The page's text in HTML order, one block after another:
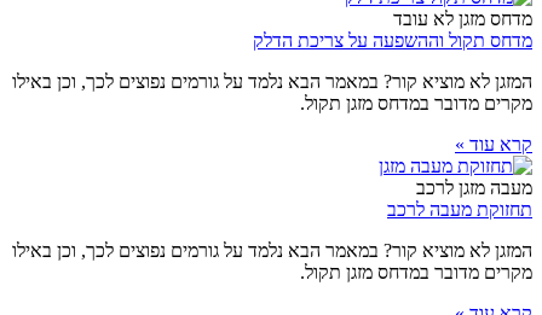
מדחס מזגן לא עובד
מדחס תקול וההשפעה על צריכת הדלק
המזגן לא מוציא קור? במאמר הבא נלמד על גורמים נפוצים לכך, וכן באילו
מקרים מדובר במדחס מזגן תקול.
קרא עוד »
מעבה מזגן לרכב
תחזוקת מעבה לרכב
המזגן לא מוציא קור? במאמר הבא נלמד על גורמים נפוצים לכך, וכן באילו
מקרים מדובר במדחס מזגן תקול.